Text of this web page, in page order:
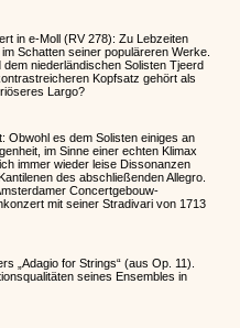
in e-Moll (RV 278): Zu Lebzeiten
Schatten seiner populäreren Werke.
niederländischen Solisten Tjeerd
Kopfsatz gehört als
Largo?
Obwohl es dem Solisten einiges an
im Sinne einer echten Klimax
immer wieder leise Dissonanzen
des abschließenden Allegro.
Concertgebouw-
mit seiner Stradivari von 1713
„Adagio for Strings“ (aus Op. 11).
seines Ensembles in